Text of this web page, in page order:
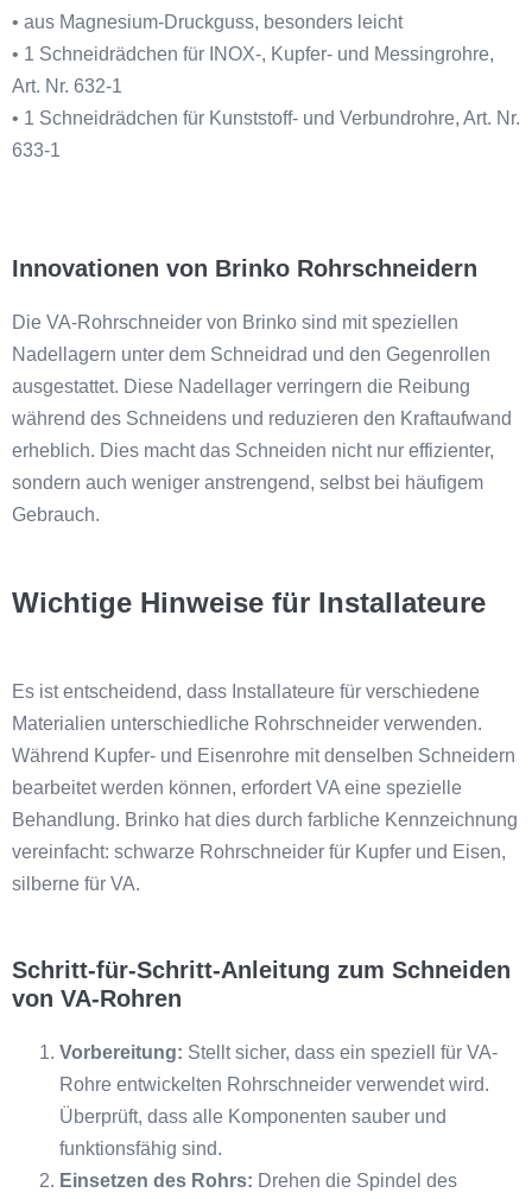
• aus Magnesium-Druckguss, besonders leicht
• 1 Schneidrädchen für INOX-, Kupfer- und Messingrohre,
Art. Nr. 632-1
• 1 Schneidrädchen für Kunststoff- und Verbundrohre, Art. Nr.
633-1
Innovationen von Brinko Rohrschneidern
Die VA-Rohrschneider von Brinko sind mit speziellen
Nadellagern unter dem Schneidrad und den Gegenrollen
ausgestattet. Diese Nadellager verringern die Reibung
während des Schneidens und reduzieren den Kraftaufwand
erheblich. Dies macht das Schneiden nicht nur effizienter,
sondern auch weniger anstrengend, selbst bei häufigem
Gebrauch.
Wichtige Hinweise für Installateure
Es ist entscheidend, dass Installateure für verschiedene
Materialien unterschiedliche Rohrschneider verwenden.
Während Kupfer- und Eisenrohre mit denselben Schneidern
bearbeitet werden können, erfordert VA eine spezielle
Behandlung. Brinko hat dies durch farbliche Kennzeichnung
vereinfacht: schwarze Rohrschneider für Kupfer und Eisen,
silberne für VA.
Schritt-für-Schritt-Anleitung zum Schneiden
von VA-Rohren
Vorbereitung: Stellt sicher, dass ein speziell für VA-
Rohre entwickelten Rohrschneider verwendet wird.
Überprüft, dass alle Komponenten sauber und
funktionsfähig sind.
Einsetzen des Rohrs: Drehen die Spindel des